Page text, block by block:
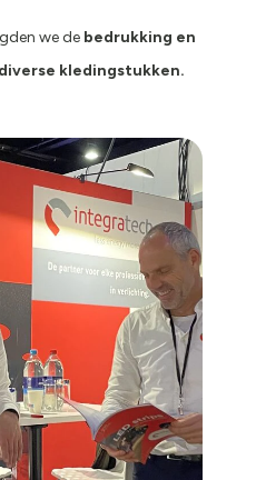
we de bedrukking en
kledingstukken.